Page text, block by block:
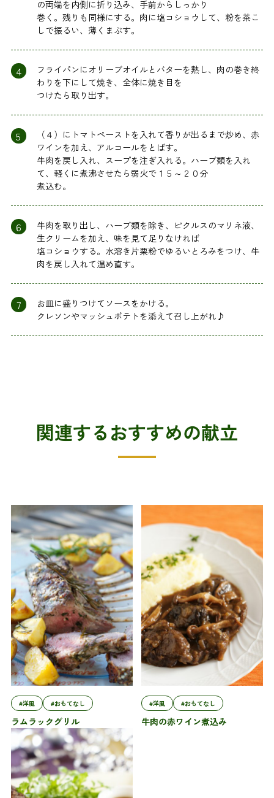
の両端を内側に折り込み、手前からしっかり
巻く。残りも同様にする。肉に塩コショウして、粉を茶こ
しで振るい、薄くまぶす。
4
フライパンにオリーブオイルとバターを熱し、肉の巻き終
わりを下にして焼き、全体に焼き目を
つけたら取り出す。
5
（４）にトマトペーストを入れて香りが出るまで炒め、赤
ワインを加え、アルコールをとばす。
牛肉を戻し入れ、スープを注ぎ入れる。ハーブ類を入れ
て、軽くに煮沸させたら弱火で１５～２０分
煮込む。
6
牛肉を取り出し、ハーブ類を除き、ピクルスのマリネ液、
生クリームを加え、味を見て足りなければ
塩コショウする。水溶き片栗粉でゆるいとろみをつけ、牛
肉を戻し入れて温め直す。
7
お皿に盛りつけてソースをかける。
クレソンやマッシュポテトを添えて召し上がれ♪
関連するおすすめの献立
#洋風 #おもてなし
ラムラックグリル
#洋風 #おもてなし
牛肉の赤ワイン煮込み